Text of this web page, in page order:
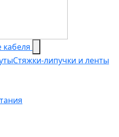
Стяжки-липучки и ленты